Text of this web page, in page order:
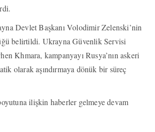
Devlet Başkanı Volodimir Zelenski’nin
belirtildi. Ukrayna Güvenlik Servisi
Khmara, kampanyayı Rusya’nın askeri
olarak aşındırmaya dönük bir süreç
ilişkin haberler gelmeye devam